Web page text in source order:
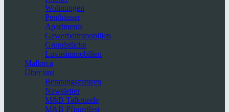
Wohnungen
Penthäuser
Apartments
Gewerbeimmobilien
Grundstücke
Luxusimmobilien
Mallorca
Über uns
Beratungszentren
Newsletter
M&B Talkrunde
M&B Pfingstfest